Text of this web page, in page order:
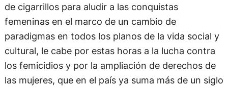
de cigarrillos para aludir a las conquistas
femeninas en el marco de un cambio de
paradigmas en todos los planos de la vida social y
cultural, le cabe por estas horas a la lucha contra
los femicidios y por la ampliación de derechos de
las mujeres, que en el país ya suma más de un siglo